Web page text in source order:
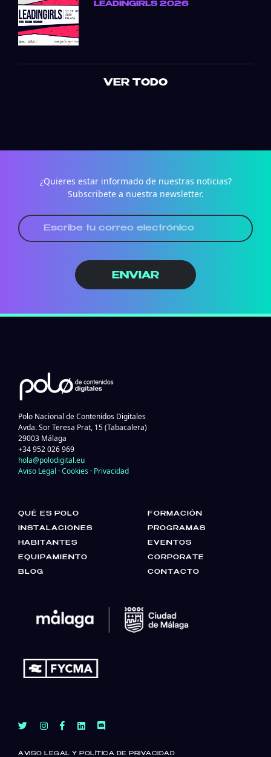
LEADINGIRLS 2026
VER TODO
¿Quieres estar informado de nuestras noticias?
Subscribete a nuestra newsletter.
ENVIAR
Polo Nacional de Contenidos Digitales
Avda. Sor Teresa Prat, 15 (Tabacalera)
29003 Málaga
+34 952 026 969
hola@polodigital.eu
Aviso Legal ·Cookies · Privacidad
QUÉ ES POLO
INSTALACIONES
HABITANTES
EQUIPAMIENTO
BLOG
FORMACIÓN
PROGRAMAS
EVENTOS
CORPORATE
CONTACTO
AVISO LEGAL Y POLÍTICA DE PRIVACIDAD